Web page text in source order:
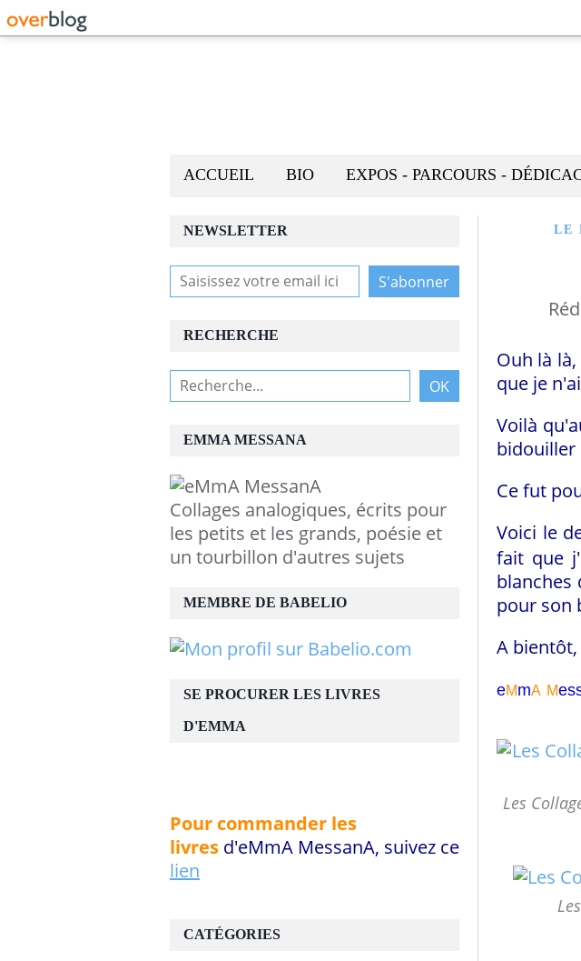
ACCUEIL BIO EXPOS - PARCOURS -
LE
Ouh là
que je
Voilà
bidouiller
Ce fut
Voici le
fait que
blanches
pour son
A bientôt,
eMmA M
Les
NEWSLETTER
RECHERCHE
EMMA MESSANA
Collages analogiques, écrits pour
les petits et les grands, poésie et
un tourbillon d'autres sujets
CATÉGORIES
MEMBRE DE BABELIO
SE PROCURER LES LIVRES
D'EMMA
Pour commander les
livres d'eMmA MessanA, suivez ce
lien